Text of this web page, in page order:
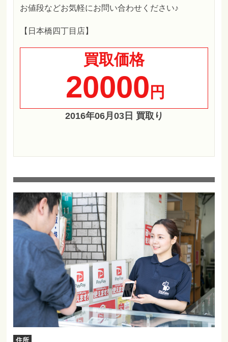
お値段などお気軽にお問い合わせください♪
【日本橋四丁目店】
買取価格
20000 円
2016年06月03日 買取り
住所